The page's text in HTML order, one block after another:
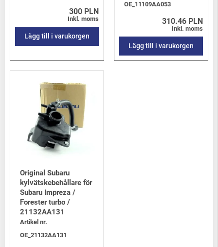
300 PLN
Inkl. moms
Lägg till i varukorgen
OE_11109AA053
310.46 PLN
Inkl. moms
Lägg till i varukorgen
Original Subaru
kylvätskebehållare för
Subaru Impreza /
Forester turbo /
21132AA131
Artikel nr.
OE_21132AA131